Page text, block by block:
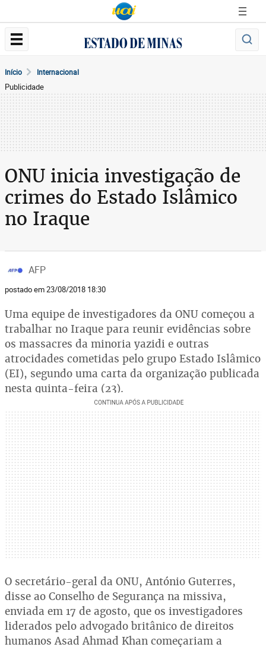
Início Internacional
Publicidade
ONU inicia investigação de
crimes do Estado Islâmico
no Iraque
AFP
postado em 23/08/2018 18:30
Uma equipe de investigadores da ONU começou a
trabalhar no Iraque para reunir evidências sobre
os massacres da minoria yazidi e outras
atrocidades cometidas pelo grupo Estado Islâmico
(EI), segundo uma carta da organização publicada
nesta quinta-feira (23).
O secretário-geral da ONU, António Guterres,
disse ao Conselho de Segurança na missiva,
enviada em 17 de agosto, que os investigadores
liderados pelo advogado britânico de direitos
humanos Asad Ahmad Khan começariam a